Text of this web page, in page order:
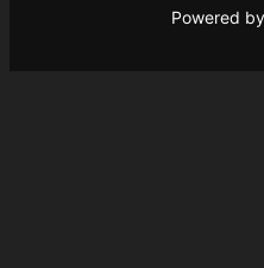
Powered